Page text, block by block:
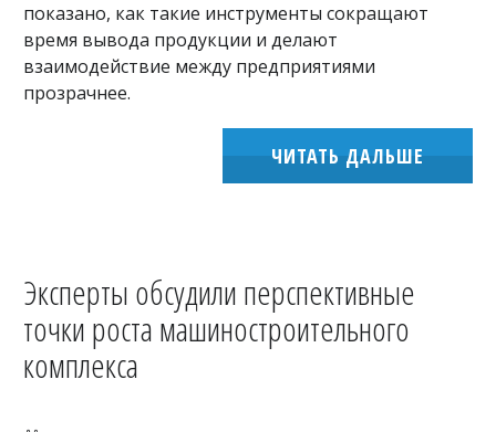
показано, как такие инструменты сокращают
время вывода продукции и делают
взаимодействие между предприятиями
прозрачнее.
ЧИТАТЬ ДАЛЬШЕ
Эксперты обсудили перспективные
точки роста машиностроительного
комплекса